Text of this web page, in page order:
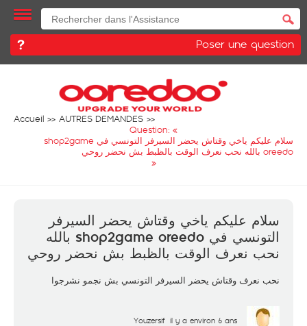
Poser une question
Accueil
AUTRES DEMANDES
Question: «
سلام عليكم ياخي وقتاش يحضر السيرفر التونسي في shop2game
oreedo بالله نحب نعرف الوقت بالظبط بش نحضر روحي
»
سلام عليكم ياخي وقتاش يحضر السيرفر
التونسي في shop2game oreedo بالله
نحب نعرف الوقت بالظبط بش نحضر روحي
نحب نعرف وقتاش يحضر السيرفر التونسي بش نجمو نشرجوا
Youzersif il y a environ 6 ans